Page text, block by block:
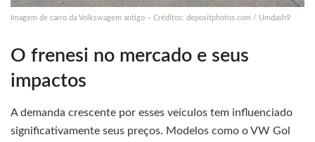
Imagem de carro da Volkswagem antigo – Créditos: depositphotos.com / Umdash9
O frenesi no mercado e seus
impactos
A demanda crescente por esses veículos tem influenciado
significativamente seus preços. Modelos como o VW Gol